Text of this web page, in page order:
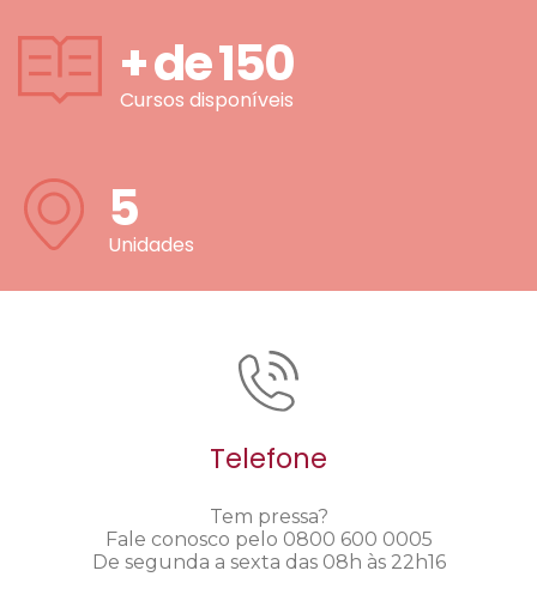
+ de150
Cursos disponíveis
5
Unidades
Telefone
Tem pressa?
Fale conosco pelo 0800 600 0005
De segunda a sexta das 08h às 22h16